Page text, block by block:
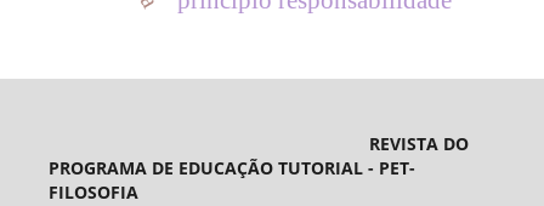
REVISTA DO
PROGRAMA DE EDUCAÇÃO TUTORIAL - PET-
FILOSOFIA